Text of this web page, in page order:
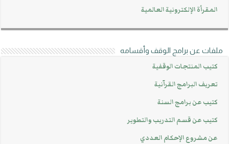
المقرأة الإلكترونية العالمية
ملفات عن برامج الوقف وأقسامه
كتيب المنتجات الوقفية
تعريف البرامج القرآنية
كتيب عن برامج السنة
كتيب عن قسم التدريب والتطوير
عن مشروع الإحكام العددي